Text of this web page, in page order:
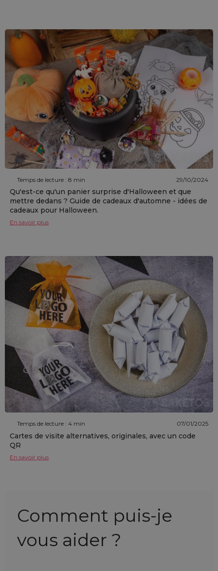
Temps de lecture : 8 min 29/10/2024
Qu'est-ce qu'un panier surprise d'Halloween et que
mettre dedans ? Guide de cadeaux d'automne - idées de
cadeaux pour Halloween.
En savoir plus
Temps de lecture : 4 min 07/01/2025
Cartes de visite alternatives, originales, avec un code
QR
En savoir plus
Comment puis-je
vous aider ?